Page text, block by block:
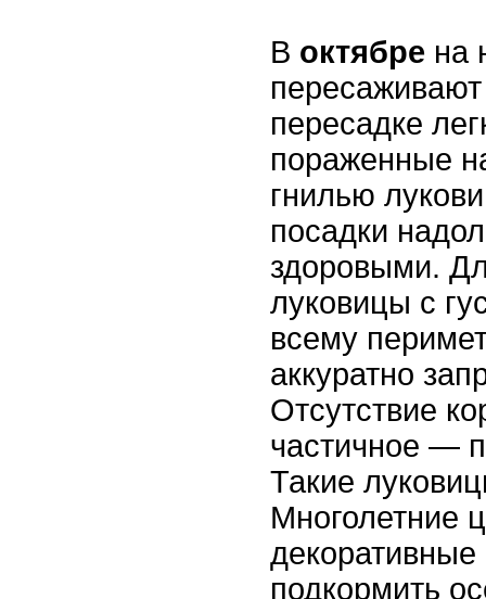
В октябре на
пересадке
пораженные
гнилью
посадки
здоровыми.
луковицы с
всему
аккуратно
Отсутствие
частичное —
Такие
Многолетние
декоративные
подкормить